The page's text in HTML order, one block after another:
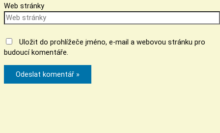
Web stránky
Uložit do prohlížeče jméno, e-mail a webovou stránku pro
budoucí komentáře.